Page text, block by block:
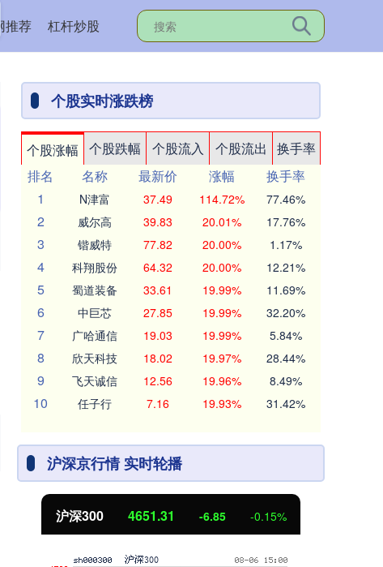
推荐 杠杆炒股
个股实时涨跌榜
个股涨幅 个股跌幅 个股流入 个股流出
换手率
排名
名称 最新价 涨幅
换手率
1
N津富 37.49 114.72% 77.46%
2 威尔高 39.83 20.01% 17.76%
3 锴威特 77.82 20.00% 1.17%
4 科翔股份 64.32 20.00% 12.21%
5 蜀道装备 33.61 19.99% 11.69%
6 中巨芯 27.85 19.99% 32.20%
7 广哈通信 19.03 19.99% 5.84%
8 欣天科技 18.02 19.97% 28.44%
9 飞天诚信 12.56 19.96% 8.49%
10 任子行 7.16 19.93% 31.42%
沪深京行情 实时轮播
北证50 1122.88 3.42 0.30%